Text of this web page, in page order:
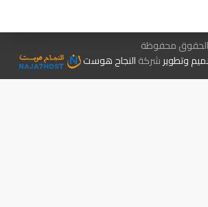
وتطويرشركةالنجاح هوست